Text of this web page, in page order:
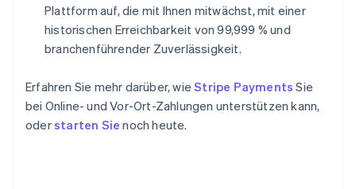
Plattform auf, die mit Ihnen mitwächst, mit einer
historischen Erreichbarkeit von 99,999 % und
branchenführender Zuverlässigkeit.
Erfahren Sie mehr darüber, wieStripe Payments Sie
bei Online- und Vor-Ort-Zahlungen unterstützen kann,
oderstarten Sie noch heute.